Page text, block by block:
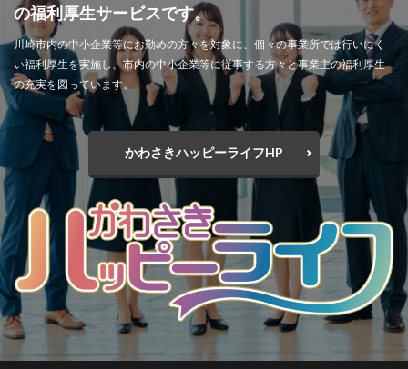
の福利厚生サービスです。
川崎市内の中小企業等にお勤めの方々を対象に、個々の事業所では行いにく
い福利厚生を実施し、市内の中小企業等に従事する方々と事業主の福利厚生
の充実を図っています。
かわさきハッピーライフHP